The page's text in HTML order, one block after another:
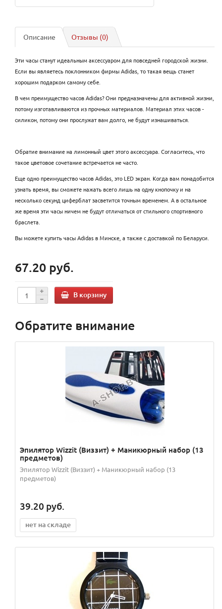
Описание Отзывы (0)
Эти часы станут идеальным аксессуаром для повседней городской жизни.
Если вы являетесь поклонником фирмы Adidas, то такая вещь станет
хорошим подарком самому себе.
В чем преимущество часов Adidas? Они предназначены для активной жизни,
потому изготавливаются из прочных материалов. Материал этих часов -
силикон, потому они прослужат вам долго, не будут изнашиваться.
Обратие внимание на лимонный цвет этого аксессуара. Согласитесь, что
такое цветовое сочетание встречается не часто.
Еще одно преимущество часов Adidas, это LED экран. Когда вам понадобится
узнать время, вы сможете нажать всего лишь на одну кнопочку и на
несколько секунд циферблат засветится точным временем. А в остальное
же время эти часы ничем не будут отличаться от стильного спортивного
браслета.
Вы можете купить часы Adidas в Минске, а также с доставкой по Беларуси.
67.20 руб.
В корзину
Обратите внимание
Эпилятор Wizzit (Виззит) + Маникюрный набор (13
предметов)
Эпилятор Wizzit (Виззит) + Маникюрный набор (13
предметов)
39.20 руб.
нет на складе